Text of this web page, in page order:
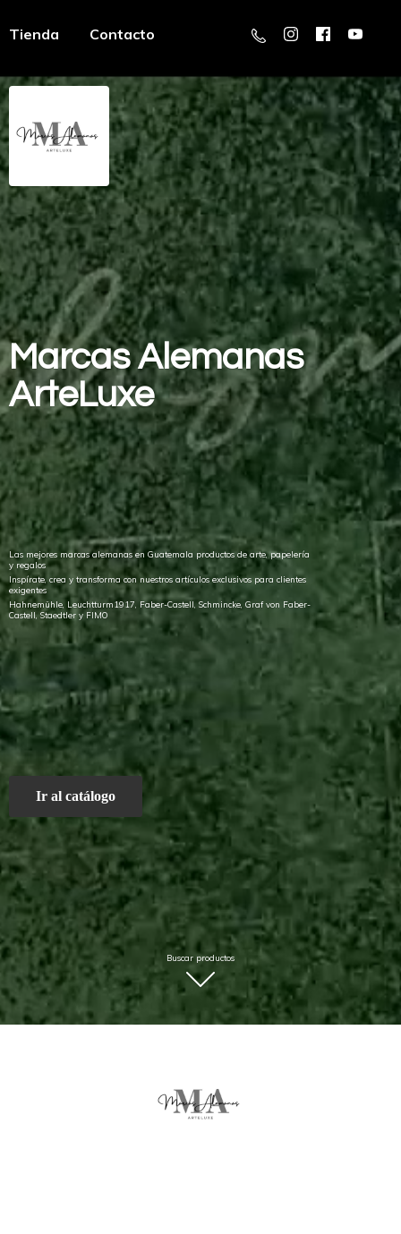
Tienda Contacto
MarcasAlemanas
ArteLuxe
Las mejores marcas alemanas en Guatemala productos de arte, papelería
y regalos
Inspírate, crea y transforma con nuestros artículos exclusivos para clientes
exigentes
Hahnemühle, Leuchtturm1917, Faber-Castell, Schmincke, Graf von Faber-
Castell, Staedtler y FIMO
Ir al catálogo
Buscar productos